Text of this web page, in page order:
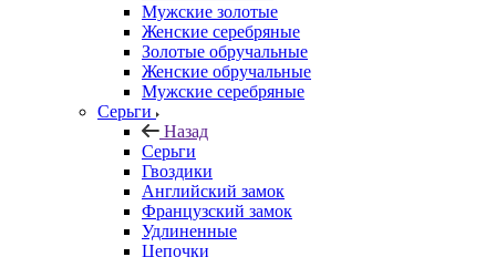
Мужские золотые
Женские серебряные
Золотые обручальные
Женские обручальные
Мужские серебряные
Серьги
Назад
Серьги
Гвоздики
Английский замок
Французский замок
Удлиненные
Цепочки